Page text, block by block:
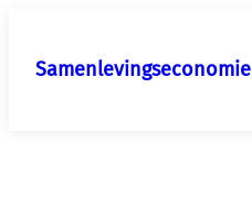
Samenlevingseconomie